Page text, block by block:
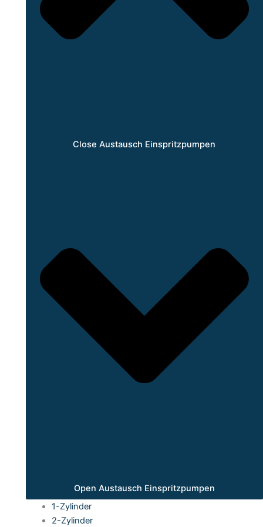
Close Austausch Einspritzpumpen
Open Austausch Einspritzpumpen
1-Zylinder
2-Zylinder